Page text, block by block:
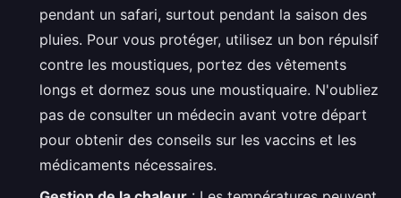
pendant un safari, surtout pendant la saison des
pluies. Pour vous protéger, utilisez un bon répulsif
contre les moustiques, portez des vêtements
longs et dormez sous une moustiquaire. N'oubliez
pas de consulter un médecin avant votre départ
pour obtenir des conseils sur les vaccins et les
médicaments nécessaires.